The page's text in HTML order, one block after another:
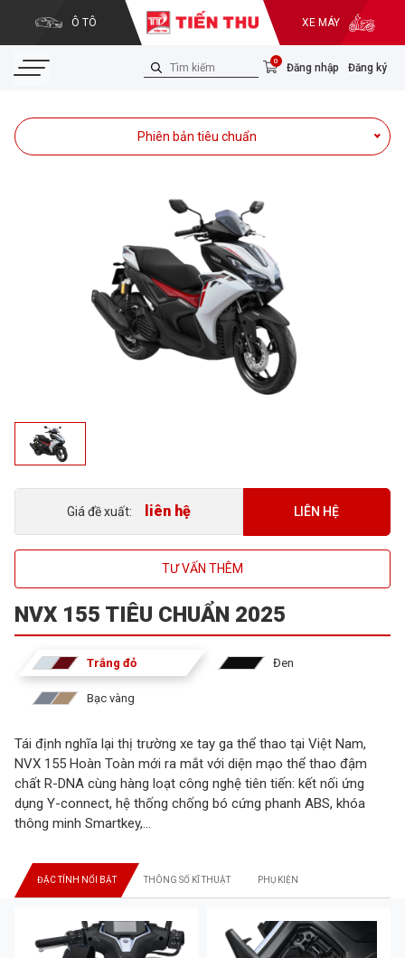
Ô TÔ XE MÁY
0
Đăng nhập Đăng ký
Phiên bản tiêu chuẩn
Giá đề xuất: liên hệ LIÊN HỆ
TƯ VẤN THÊM
NVX 155 TIÊU CHUẨN 2025
Trắng đỏ Đen
Bạc vàng
Tái định nghĩa lại thị trường xe tay ga thể thao tại Việt Nam,
NVX 155 Hoàn Toàn mới ra mắt với diện mạo thể thao đậm
chất R-DNA cùng hàng loạt công nghệ tiên tiến: kết nối ứng
dụng Y-connect, hệ thống chống bó cứng phanh ABS, khóa
thông minh Smartkey,...
ĐẶC TÍNH NỔI BẬT THÔNG SỐ KĨ THUẬT PHỤ KIỆN